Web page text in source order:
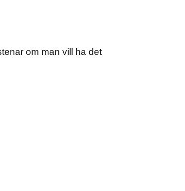
om man vill ha det